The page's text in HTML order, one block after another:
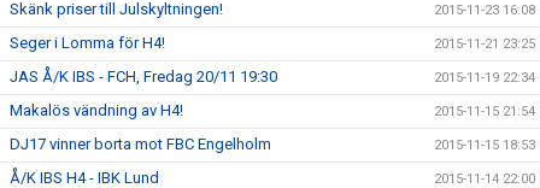
Skänk priser till Julskyltningen! 2015-11-23 16:08
Seger i Lomma för H4! 2015-11-21 23:25
JAS Å/K IBS - FCH, Fredag 20/11 19:30 2015-11-19 22:34
Makalös vändning av H4! 2015-11-15 21:54
DJ17 vinner borta mot FBC Engelholm 2015-11-15 18:53
Å/K IBS H4 - IBK Lund 2015-11-14 22:00